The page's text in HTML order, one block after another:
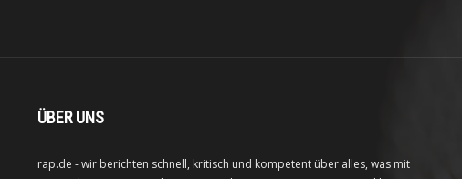
ÜBER UNS
rap.de - wir berichten schnell, kritisch und kompetent über alles, was mit